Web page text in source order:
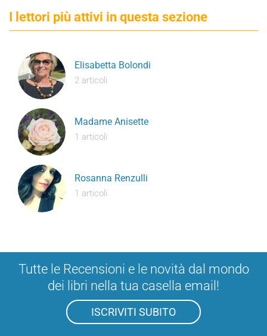
I lettori più attivi in questa sezione
Elisabetta Bolondi
2 articoli
Madame Anisette
1 articoli
Rosanna Renzulli
1 articoli
Tutte le Recensioni e le novità dal mondo
dei libri nella tua casella email!
ISCRIVITI SUBITO